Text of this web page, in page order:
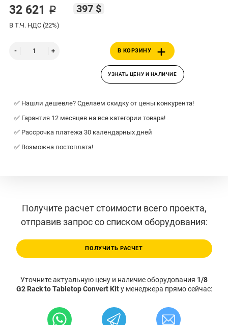
32 621 ₽ 397 $
В Т.Ч. НДС (22%)
В КОРЗИНУ
УЗНАТЬ ЦЕНУ И НАЛИЧИЕ
✅ Нашли дешевле? Сделаем скидку от цены конкурента!
✅ Гарантия 12 месяцев на все категории товара!
✅ Рассрочка платежа 30 календарных дней
✅ Возможна постоплата!
Получите расчет стоимости всего проекта,
отправив запрос со списком оборудования:
ПОЛУЧИТЬ РАСЧЕТ
Уточните актуальную цену и наличие оборудования 1/8
G2 Rack to Tabletop Convert Kitу менеджера прямо сейчас: